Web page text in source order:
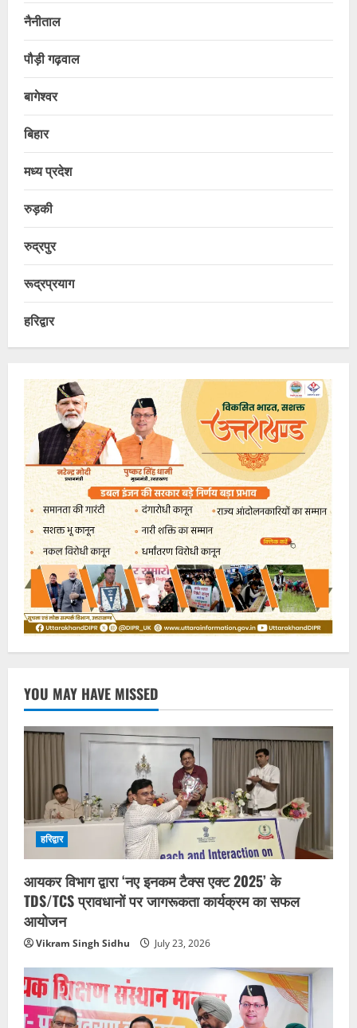
नैनीताल
पौड़ी गढ़वाल
बागेश्वर
बिहार
मध्य प्रदेश
रुड़की
रुद्रपुर
रूद्रप्रयाग
हरिद्वार
YOU MAY HAVE MISSED
हरिद्वार
आयकर विभाग द्वारा ‘नए इनकम टैक्स एक्ट 2025’ के
TDS/TCS प्रावधानों पर जागरूकता कार्यक्रम का सफल
आयोजन
Vikram Singh Sidhu July 23, 2026